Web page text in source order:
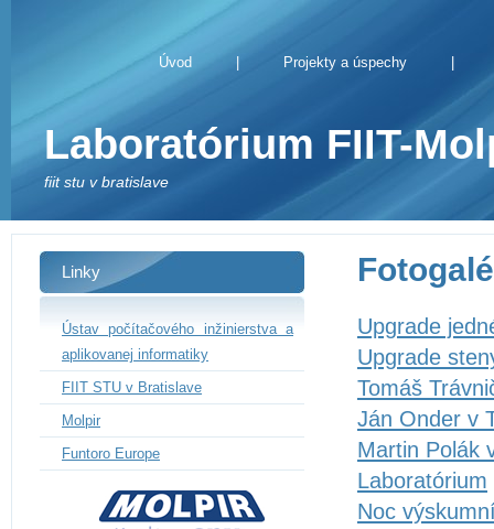
Úvod Projekty a úspechy
Laboratórium FIIT-
fiit stu v bratislave
Linky
Ústav počítačového inžinierstva a
aplikovanej informatiky
FIIT STU v Bratislave
Molpir
Funtoro Europe
Upgrade
Upgrade
Tomáš
Ján Onder v
Martin Polák
Laboratórium
Noc